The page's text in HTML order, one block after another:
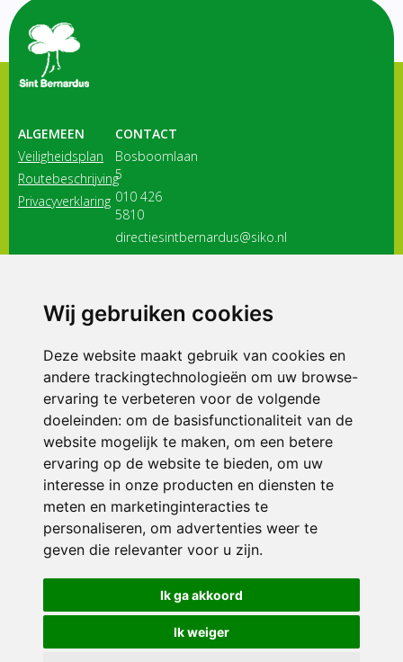
Wij gebruiken cookies
Deze website maakt gebruik van cookies en
andere trackingtechnologieën om uw browse-
ervaring te verbeteren voor de volgende
doeleinden: om de basisfunctionaliteit van de
website mogelijk te maken, om een betere
ervaring op de website te bieden, om uw
interesse in onze producten en diensten te
meten en marketinginteracties te
personaliseren, om advertenties weer te
geven die relevanter voor u zijn.
Ik ga akkoord
Ik weiger
ALGEMEEN
Veiligheidsplan
Routebeschrijving
Privacyverklaring
CONTACT
Bosboomlaan
5
010 426
5810
directiesintbernardus@siko.nl
3116 JB
ONDERDEEL VAN
© 2026 Sint Bernardus | Alle rechten voorbehouden
Privacy policy|Disclaimer| Klachtenregeling|RSIN en Anbi
voorkeuren
Crealisatie The MindOffice